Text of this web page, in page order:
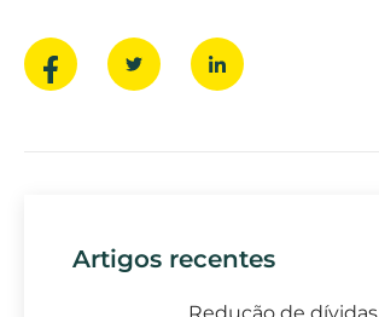
Artigos recentes